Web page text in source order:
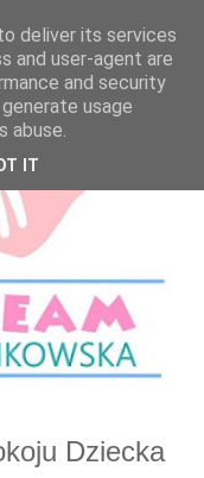
Dziecka
deliver its services
and user-agent are
and security
usage
abuse.
IT